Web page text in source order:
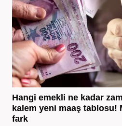
Hangi emekli ne kadar
kalem yeni maaş tablosu!
fark